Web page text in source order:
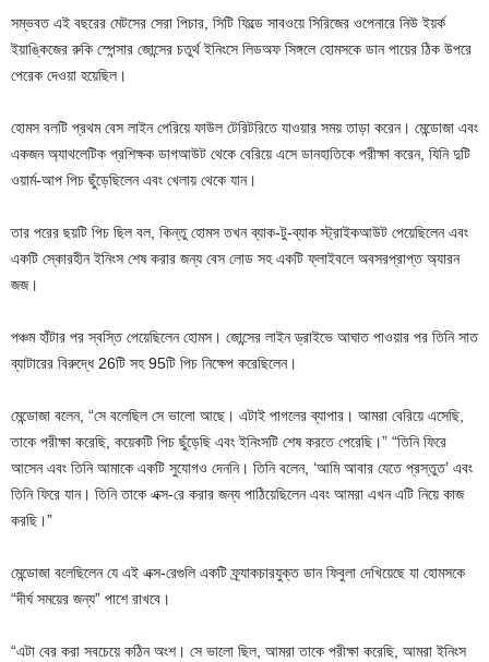
সম্ভবত এই বছরের মেটসের সেরা পিচার, সিটি ফিল্ডে সাবওয়ে সিরিজের ওপেনারে নিউ ইয়র্ক
ইয়াঙ্কিজের রুকি স্পেন্সার জোন্সের চতুর্থ ইনিংসে লিডঅফ সিঙ্গলে হোমসকে ডান পায়ের ঠিক উপরে
পেরেক দেওয়া হয়েছিল।
হোমস বলটি প্রথম বেস লাইন পেরিয়ে ফাউল টেরিটরিতে যাওয়ার সময় তাড়া করেন। মেন্ডোজা এবং
একজন অ্যাথলেটিক প্রশিক্ষক ডাগআউট থেকে বেরিয়ে এসে ডানহাতিকে পরীক্ষা করেন, যিনি দুটি
ওয়ার্ম-আপ পিচ ছুঁড়েছিলেন এবং খেলায় থেকে যান।
তার পরের ছয়টি পিচ ছিল বল, কিন্তু হোমস তখন ব্যাক-টু-ব্যাক স্ট্রাইকআউট পেয়েছিলেন এবং
একটি স্কোরহীন ইনিংস শেষ করার জন্য বেস লোড সহ একটি ফ্লাইবলে অবসরপ্রাপ্ত অ্যারন
জজ।
পঞ্চম হাঁটার পর স্বস্তি পেয়েছিলেন হোমস। জোন্সের লাইন ড্রাইভে আঘাত পাওয়ার পর তিনি সাত
ব্যাটারের বিরুদ্ধে 26টি সহ 95টি পিচ নিক্ষেপ করেছিলেন।
মেন্ডোজা বলেন, “সে বলেছিল সে ভালো আছে। এটাই পাগলের ব্যাপার। আমরা বেরিয়ে এসেছি,
তাকে পরীক্ষা করেছি, কয়েকটি পিচ ছুঁড়েছি এবং ইনিংসটি শেষ করতে পেরেছি।” “তিনি ফিরে
আসেন এবং তিনি আমাকে একটি সুযোগও দেননি। তিনি বলেন, ‘আমি আবার যেতে প্রস্তুত’ এবং
তিনি ফিরে যান। তিনি তাকে এক্স-রে করার জন্য পাঠিয়েছিলেন এবং আমরা এখন এটি নিয়ে কাজ
করছি।”
মেন্ডোজা বলেছিলেন যে এই এক্স-রেগুলি একটি ফ্র্যাকচারযুক্ত ডান ফিবুলা দেখিয়েছে যা হোমসকে
“দীর্ঘ সময়ের জন্য” পাশে রাখবে।
“এটা বের করা সবচেয়ে কঠিন অংশ। সে ভালো ছিল, আমরা তাকে পরীক্ষা করেছি, আমরা ইনিংস